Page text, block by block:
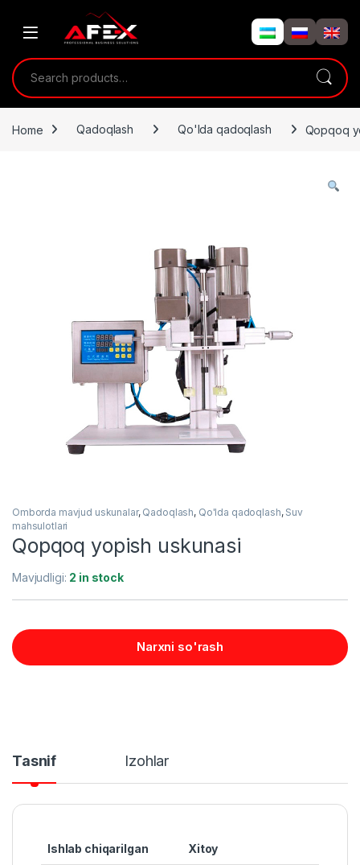
Search for:
Home Qadoqlash Qo'lda qadoqlash Qopqoq
Omborda mavjud uskunalar, Qadoqlash, Qo'lda qadoqlash, Suv
mahsulotlari
Qopqoq yopish uskunasi
Mavjudligi: 2 in stock
Narxni so'rash
Tasnif Izohlar
Ishlab chiqarilgan Xitoy